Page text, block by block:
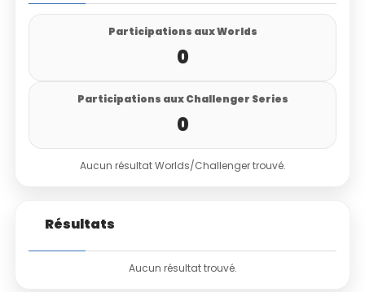
Participations aux Worlds
0
Participations aux Challenger Series
0
Aucun résultat Worlds/Challenger trouvé.
Résultats
Aucun résultat trouvé.